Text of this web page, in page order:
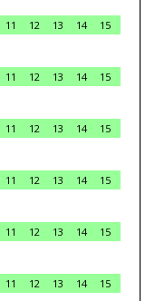
11 12 13 14
15
11 12 13 14
15
11 12 13 14
15
11 12 13 14
15
11 12 13 14
15
11 12 13 14
15